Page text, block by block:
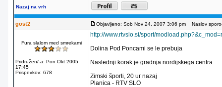
Nazaj na vrh
gost2 Objavljeno: Sob Nov 24, 2007 3:06 pm Naslov
Fura slalom med smrekami
Pridružen/-a: Pon Okt 2005
17:45
Prispevkov: 678
http://www.rtvslo.si/sport/
Dolina Pod Poncami se le prebuja
Naslednji korak je gradnja nordijskega centra
Zimski športi, 20 ur nazaj
Planica - RTV SLO